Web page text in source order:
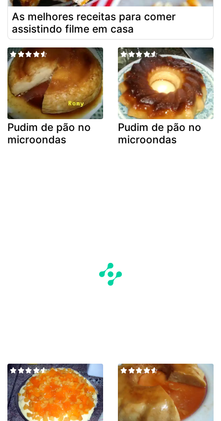
As melhores receitas para comer
assistindo filme em casa
Pudim de pão no
microondas
Pudim de pão no
microondas